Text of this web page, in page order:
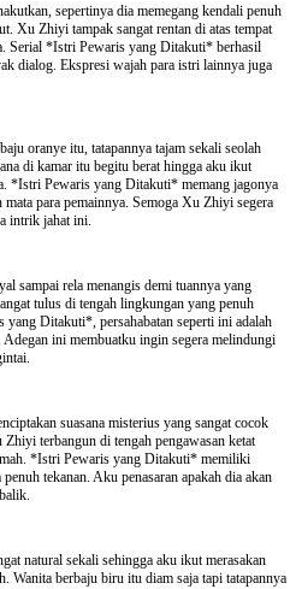
sepertinya dia memegang kendali penuh
Xu Zhiyi tampak sangat rentan di atas tempat
Serial *Istri Pewaris yang Ditakuti* berhasil
dialog. Ekspresi wajah para istri lainnya juga
oranye itu, tatapannya tajam sekali seolah
di kamar itu begitu berat hingga aku ikut
*Istri Pewaris yang Ditakuti* memang jagonya
para pemainnya. Semoga Xu Zhiyi segera
intrik jahat ini.
sampai rela menangis demi tuannya yang
tulus di tengah lingkungan yang penuh
Ditakuti*, persahabatan seperti ini adalah
ini membuatku ingin segera melindungi
suasana misterius yang sangat cocok
terbangun di tengah pengawasan ketat
*Istri Pewaris yang Ditakuti* memiliki
tekanan. Aku penasaran apakah dia akan
natural sekali sehingga aku ikut merasakan
Wanita berbaju biru itu diam saja tapi tatapannya